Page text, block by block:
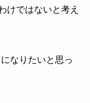
けではないと考え
なりたいと思っ